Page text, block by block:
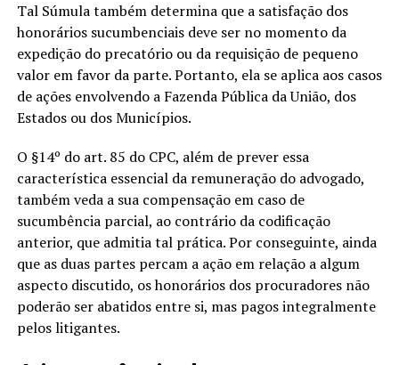
Tal Súmula também determina que a satisfação dos
honorários sucumbenciais deve ser no momento da
expedição do precatório ou da requisição de pequeno
valor em favor da parte. Portanto, ela se aplica aos casos
de ações envolvendo a Fazenda Pública da União, dos
Estados ou dos Municípios.
O §14º do art. 85 do CPC, além de prever essa
característica essencial da remuneração do advogado,
também veda a sua compensação em caso de
sucumbência parcial, ao contrário da codificação
anterior, que admitia tal prática. Por conseguinte, ainda
que as duas partes percam a ação em relação a algum
aspecto discutido, os honorários dos procuradores não
poderão ser abatidos entre si, mas pagos integralmente
pelos litigantes.